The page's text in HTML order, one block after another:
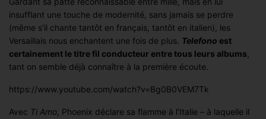
insufflant une touche de modernité, sans jamais se perdre
(même s’il chante tantôt en français, tantôt en italien), les
Versaillais nous enchantent une fois de plus. Telefono est
certainement le titre fil conducteur entre tous leurs albums
tant on semble déjà connaître à la première écoute.
https://www.youtube.com/watch?v=Bg0B0VEM7Tk
Avec Ti Amo , Phoenix déclare sa flamme à l’Italie – à laquelle il